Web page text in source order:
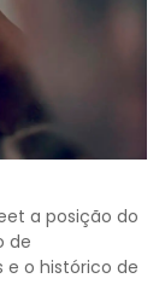
a posição do
de
e o histórico de